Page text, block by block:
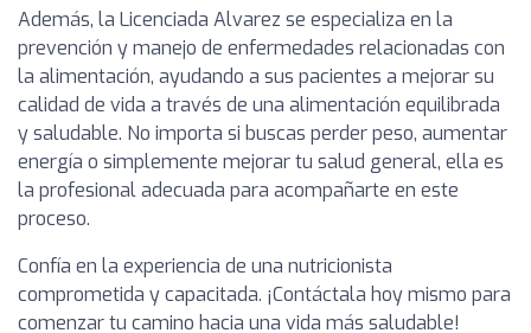
Además, la Licenciada Alvarez se especializa en la
prevención y manejo de enfermedades relacionadas con
la alimentación, ayudando a sus pacientes a mejorar su
calidad de vida a través de una alimentación equilibrada
y saludable. No importa si buscas perder peso, aumentar
energía o simplemente mejorar tu salud general, ella es
la profesional adecuada para acompañarte en este
proceso.
Confía en la experiencia de una nutricionista
comprometida y capacitada. ¡Contáctala hoy mismo para
comenzar tu camino hacia una vida más saludable!